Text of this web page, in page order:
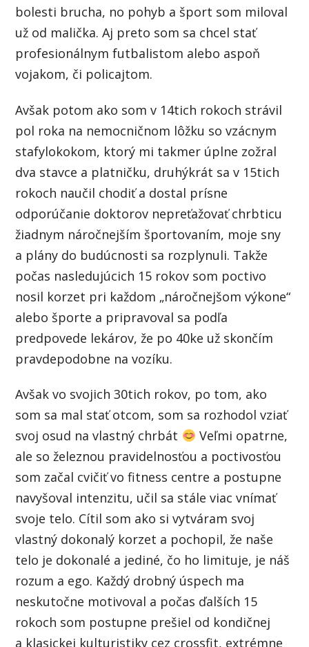
bolesti brucha, no pohyb a šport som miloval
už od malička. Aj preto som sa chcel stať
profesionálnym futbalistom alebo aspoň
vojakom, či policajtom.
Avšak potom ako som v 14tich rokoch strávil
pol roka na nemocničnom lôžku so vzácnym
stafylokokom, ktorý mi takmer úplne zožral
dva stavce a platničku, druhýkrát sa v 15tich
rokoch naučil chodiť a dostal prísne
odporúčanie doktorov nepreťažovať chrbticu
žiadnym náročnejším športovaním, moje sny
a plány do budúcnosti sa rozplynuli. Takže
počas nasledujúcich 15 rokov som poctivo
nosil korzet pri každom „náročnejšom výkone“
alebo športe a pripravoval sa podľa
predpovede lekárov, že po 40ke už skončím
pravdepodobne na vozíku.
Avšak vo svojich 30tich rokov, po tom, ako
som sa mal stať otcom, som sa rozhodol vziať
svoj osud na vlastný chrbát
Veľmi opatrne,
ale so železnou pravidelnosťou a poctivosťou
som začal cvičiť vo fitness centre a postupne
navyšoval intenzitu, učil sa stále viac vnímať
svoje telo. Cítil som ako si vytváram svoj
vlastný dokonalý korzet a pochopil, že naše
telo je dokonalé a jediné, čo ho limituje, je náš
rozum a ego. Každý drobný úspech ma
neskutočne motivoval a počas ďalších 15
rokoch som postupne prešiel od kondičnej
a klasickej kulturistiky cez crossfit, extrémne